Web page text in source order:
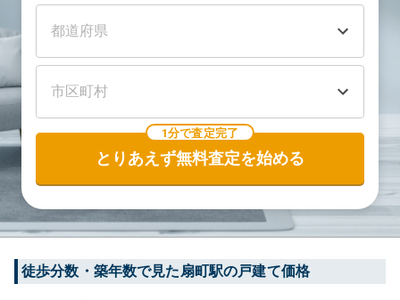
1分で査定完了
とりあえず無料査定を始める
徒歩分数・築年数で見た扇町駅の戸建て価格